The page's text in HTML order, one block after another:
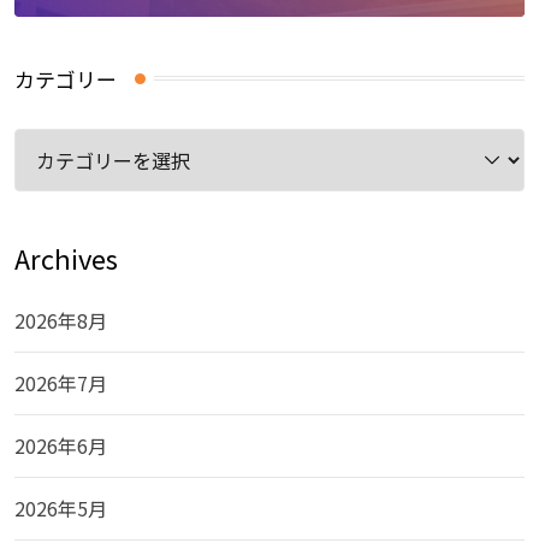
カテゴリー
リ
ー
Archives
2026年8月
2026年7月
2026年6月
2026年5月